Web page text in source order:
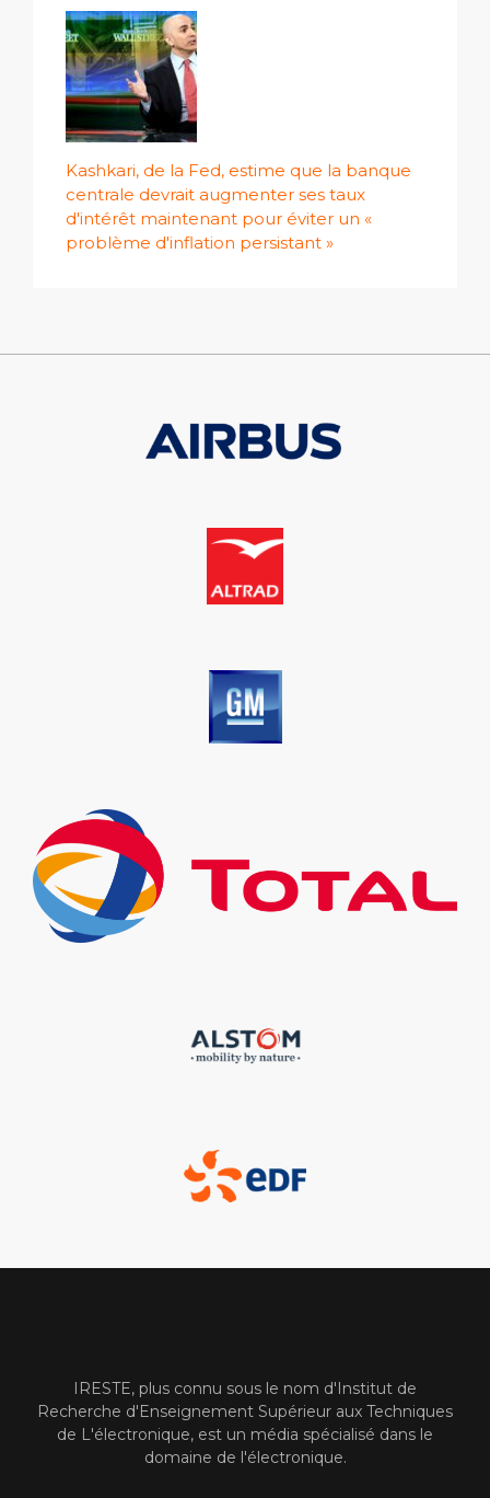
Kashkari, de la Fed, estime que la banque
centrale devrait augmenter ses taux
d'intérêt maintenant pour éviter un «
problème d'inflation persistant »
IRESTE, plus connu sous le nom d'Institut de
Recherche d'Enseignement Supérieur aux Techniques
de L'électronique, est un média spécialisé dans le
domaine de l'électronique.